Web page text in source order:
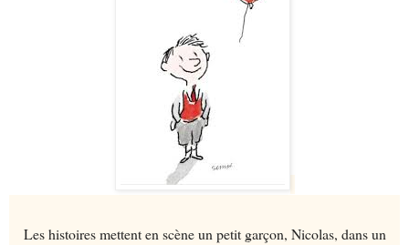
Les histoires mettent en scène un petit garçon, Nicolas, dans un